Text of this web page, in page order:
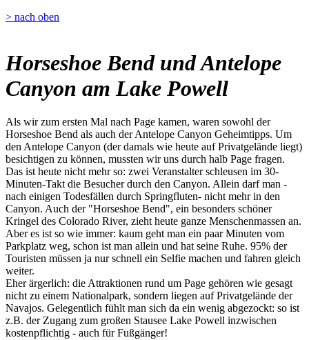
> nach oben
Horseshoe Bend und Antelope
Canyon am Lake Powell
Als wir zum ersten Mal nach Page kamen, waren sowohl der
Horseshoe Bend als auch der Antelope Canyon Geheimtipps. Um
den Antelope Canyon (der damals wie heute auf Privatgelände liegt)
besichtigen zu können, mussten wir uns durch halb Page fragen.
Das ist heute nicht mehr so: zwei Veranstalter schleusen im 30-
Minuten-Takt die Besucher durch den Canyon. Allein darf man -
nach einigen Todesfällen durch Springfluten- nicht mehr in den
Canyon. Auch der "Horseshoe Bend", ein besonders schöner
Kringel des Colorado River, zieht heute ganze Menschenmassen an.
Aber es ist so wie immer: kaum geht man ein paar Minuten vom
Parkplatz weg, schon ist man allein und hat seine Ruhe. 95% der
Touristen müssen ja nur schnell ein Selfie machen und fahren gleich
weiter.
Eher ärgerlich: die Attraktionen rund um Page gehören wie gesagt
nicht zu einem Nationalpark, sondern liegen auf Privatgelände der
Navajos. Gelegentlich fühlt man sich da ein wenig abgezockt: so ist
z.B. der Zugang zum großen Stausee Lake Powell inzwischen
kostenpflichtig - auch für Fußgänger!